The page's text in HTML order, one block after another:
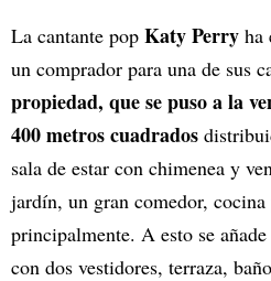
La cantante pop Katy Perry ha
un comprador para una de sus
propiedad, que se puso a la
400 metros cuadrados
sala de estar con chimenea y
jardín, un gran comedor,
principalmente. A esto se
con dos vestidores, terraza,